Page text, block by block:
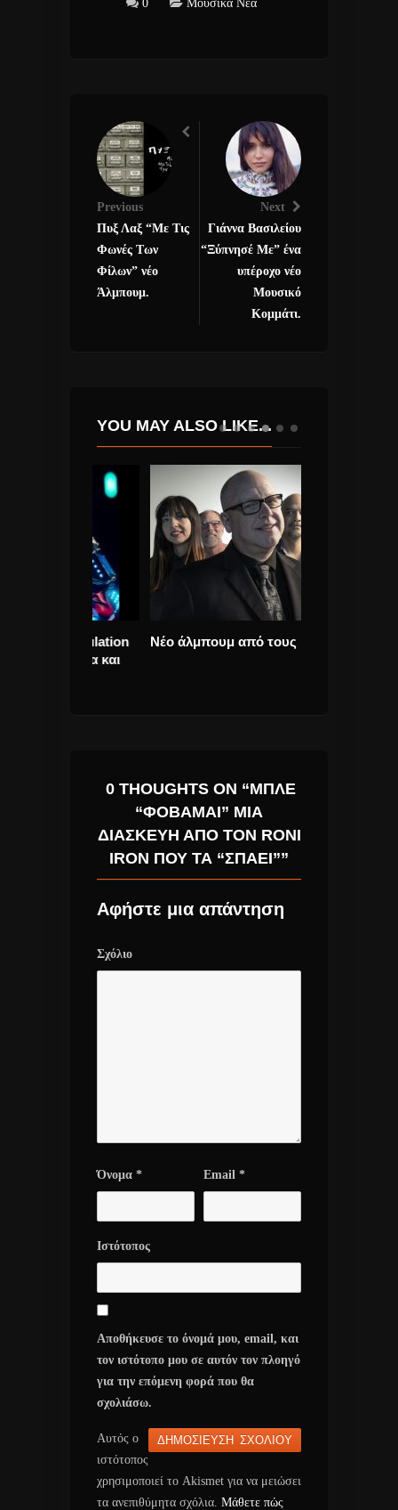
0 Μουσικά Νέα
Previous
Πυξ Λαξ “Με Τις
Φωνές Των
Φίλων” νέο
Άλμπουμ.
Next
Γιάννα Βασιλείου
“Ξύπνησέ Με” ένα
υπέροχο νέο
Μουσικό
Κομμάτι.
YOU MAY ALSO LIKE...
Νέο άλμπουμ από τους Pixies
0 THOUGHTS ON “ΜΠΛΕ
“ΦΟΒΆΜΑΙ” ΜΙΑ
ΔΙΑΣΚΕΥΉ ΑΠΌ ΤΟΝ RONI
IRON ΠΟΥ ΤΑ “ΣΠΆΕΙ””
Αφήστε μια απάντηση
Σχόλιο
Όνομα * Email *
Ιστότοπος
Αποθήκευσε το όνομά μου, email, και
τον ιστότοπο μου σε αυτόν τον πλοηγό
για την επόμενη φορά που θα
σχολιάσω.
Αυτός ο
ιστότοπος
χρησιμοποιεί το Akismet για να μειώσει
τα ανεπιθύμητα σχόλια. Μάθετε πώς